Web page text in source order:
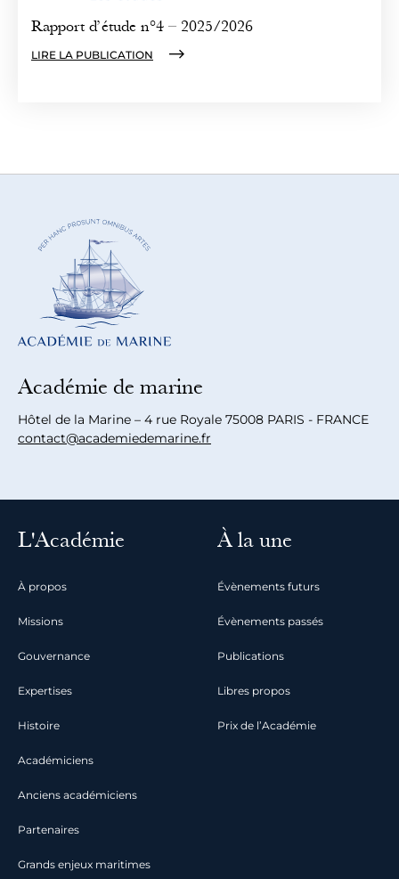
Rapport d’étude n°4 – 2025/2026
LIRE LA PUBLICATION
Académie de marine
Hôtel de la Marine – 4 rue Royale 75008 PARIS - FRANCE
contact@academiedemarine.fr
L'Académie
À propos
Missions
Gouvernance
Expertises
Histoire
Académiciens
Anciens académiciens
Partenaires
Grands enjeux maritimes
À la une
Évènements futurs
Évènements passés
Publications
Libres propos
Prix de l’Académie